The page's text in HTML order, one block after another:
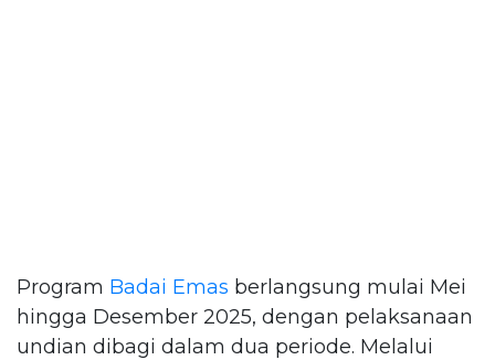
Program Badai Emas berlangsung mulai Mei
hingga Desember 2025, dengan pelaksanaan
undian dibagi dalam dua periode. Melalui